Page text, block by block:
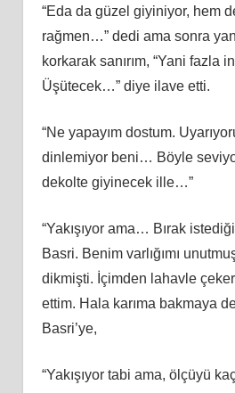
“Eda da güzel giyiniyor, hem
rağmen…” dedi ama sonra
korkarak sanırım, “Yani fazla
Üşütecek…” diye ilave etti.
“Ne yapayım dostum.
dinlemiyor beni… Böyle
dekolte giyinecek ille…”
“Yakışıyor ama… Bırak
Basri. Benim varlığımı
dikmişti. İçimden lahavle
ettim. Hala karıma bakmaya
Basri’ye,
“Yakışıyor tabi ama, ölçüyü